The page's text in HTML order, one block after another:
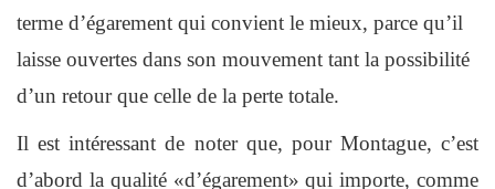
terme d’égarement qui convient le mieux, parce qu’il
laisse ouvertes dans son mouvement tant la possibilité
d’un retour que celle de la perte totale.
Il est intéressant de noter que, pour Montague, c’est
d’abord la qualité «d’égarement» qui importe, comme